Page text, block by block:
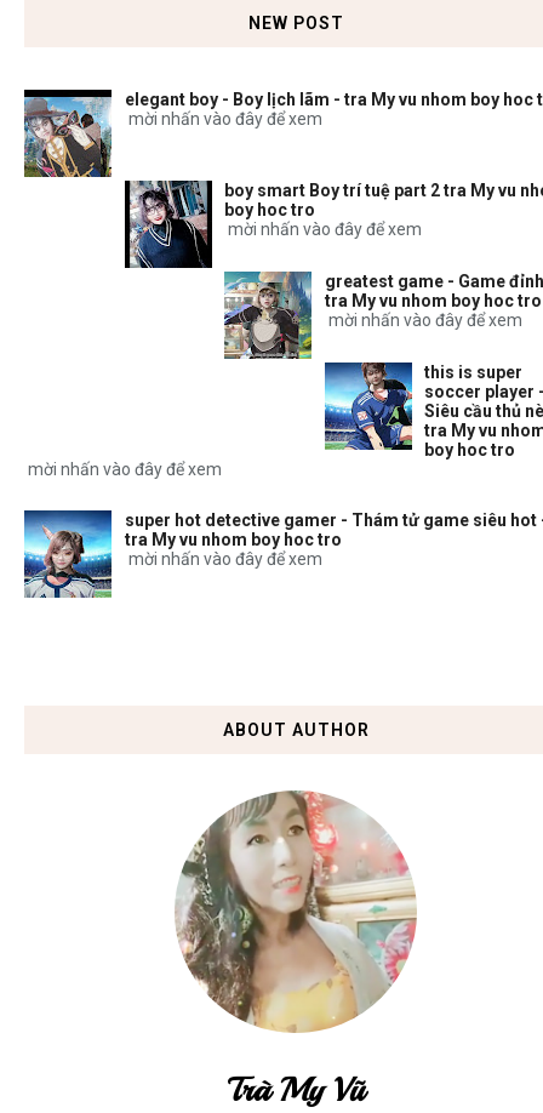
NEW POST
elegant boy - Boy lịch lãm - tra My vu nhom boy hoc
mời nhấn vào đây để xem
boy smart Boy trí tuệ part 2 tra My vu
boy hoc tro
mời nhấn vào đây để xem
greatest game - Game
tra My vu nhom boy hoc tro
mời nhấn vào đây để xem
this is super
soccer player
Siêu cầu thủ
tra My vu
boy hoc tro
mời nhấn vào đây để xem
super hot detective gamer - Thám tử game siêu hot
tra My vu nhom boy hoc tro
mời nhấn vào đây để xem
ABOUT AUTHOR
Trà My Vũ